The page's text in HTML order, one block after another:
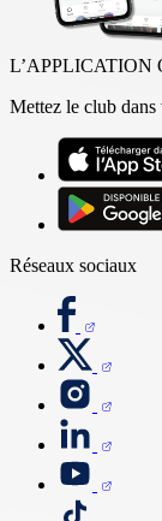
L’APPLICATION
Mettez le club
Réseaux sociaux